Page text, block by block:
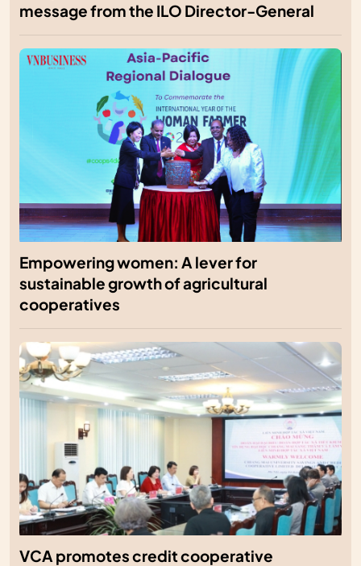
message from the ILO Director-General
Empowering women: A lever for
sustainable growth of agricultural
cooperatives
VCA promotes credit cooperative